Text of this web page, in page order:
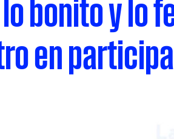
bonito y lo
en